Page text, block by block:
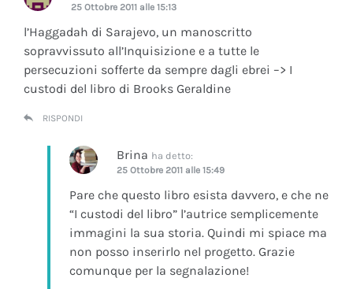
25 Ottobre 2011 alle 15:13
l’Haggadah di Sarajevo, un manoscritto
sopravvissuto all’Inquisizione e a tutte le
persecuzioni sofferte da sempre dagli ebrei –> I
custodi del libro di Brooks Geraldine
RISPONDI
Brina ha detto:
25 Ottobre 2011 alle 15:49
Pare che questo libro esista davvero, e che ne
“I custodi del libro” l’autrice semplicemente
immagini la sua storia. Quindi mi spiace ma
non posso inserirlo nel progetto. Grazie
comunque per la segnalazione!